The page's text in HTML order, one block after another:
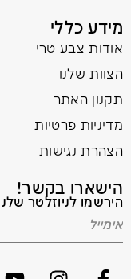
מידע כללי
אודות צבע טרי
הצוות שלנו
תקנון האתר
מדיניות פרטיות
הצהרת נגישות
הישארו בקשר!
הירשמו לניוזלטר